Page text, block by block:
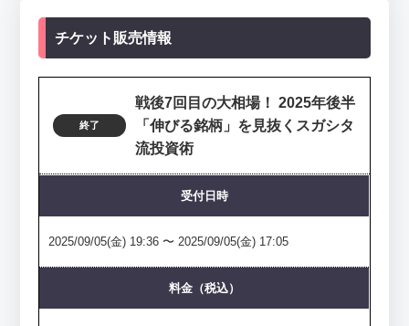
チケット販売情報
終了
戦後7回目の大相場！ 2025年後半
「伸びる銘柄」を見抜くスガシタ
流投資術
受付日時
2025/09/05(金) 19:36 〜 2025/09/05(金) 17:05
料金（税込）